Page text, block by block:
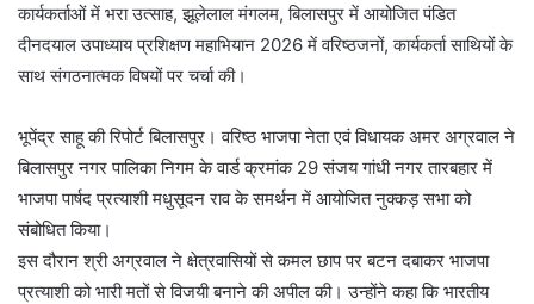
कार्यकर्ताओं में भरा उत्साह, झूलेलाल मंगलम, बिलासपुर में आयोजित पंडित
दीनदयाल उपाध्याय प्रशिक्षण महाभियान 2026 में वरिष्ठजनों, कार्यकर्ता साथियों के
साथ संगठनात्मक विषयों पर चर्चा की।
भूपेंद्र साहू की रिपोर्ट बिलासपुर। वरिष्ठ भाजपा नेता एवं विधायक अमर अग्रवाल ने
बिलासपुर नगर पालिका निगम के वार्ड क्रमांक 29 संजय गांधी नगर तारबहार में
भाजपा पार्षद प्रत्याशी मधुसूदन राव के समर्थन में आयोजित नुक्कड़ सभा को
संबोधित किया।
इस दौरान श्री अग्रवाल ने क्षेत्रवासियों से कमल छाप पर बटन दबाकर भाजपा
प्रत्याशी को भारी मतों से विजयी बनाने की अपील की। उन्होंने कहा कि भारतीय